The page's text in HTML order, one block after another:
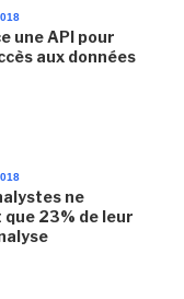
une API pour
aux données
ne
23% de leur